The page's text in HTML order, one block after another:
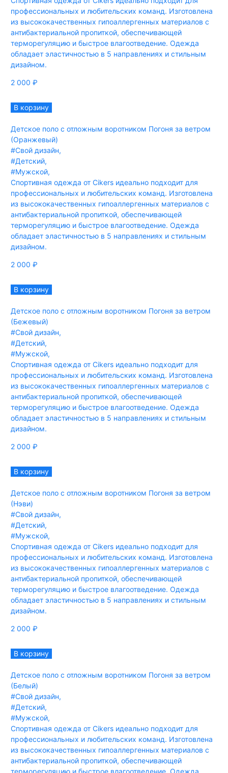
профессиональных и любительских команд. Изготовлена
из высококачественных гипоаллергенных материалов с
антибактериальной пропиткой, обеспечивающей
терморегуляцию и быстрое влагоотведение. Одежда
обладает эластичностью в 5 направлениях и стильным
дизайном.
2 000 ₽
В корзину
Детское поло с отложным воротником Погоня за ветром
(Оранжевый)
#Свой дизайн,
#Детский,
#Мужской,
Спортивная одежда от Cikers идеально подходит для
профессиональных и любительских команд. Изготовлена
из высококачественных гипоаллергенных материалов с
антибактериальной пропиткой, обеспечивающей
терморегуляцию и быстрое влагоотведение. Одежда
обладает эластичностью в 5 направлениях и стильным
дизайном.
2 000 ₽
В корзину
Детское поло с отложным воротником Погоня за ветром
(Бежевый)
#Свой дизайн,
#Детский,
#Мужской,
Спортивная одежда от Cikers идеально подходит для
профессиональных и любительских команд. Изготовлена
из высококачественных гипоаллергенных материалов с
антибактериальной пропиткой, обеспечивающей
терморегуляцию и быстрое влагоотведение. Одежда
обладает эластичностью в 5 направлениях и стильным
дизайном.
2 000 ₽
В корзину
Детское поло с отложным воротником Погоня за ветром
(Нэви)
#Свой дизайн,
#Детский,
#Мужской,
Спортивная одежда от Cikers идеально подходит для
профессиональных и любительских команд. Изготовлена
из высококачественных гипоаллергенных материалов с
антибактериальной пропиткой, обеспечивающей
терморегуляцию и быстрое влагоотведение. Одежда
обладает эластичностью в 5 направлениях и стильным
дизайном.
2 000 ₽
В корзину
Детское поло с отложным воротником Погоня за ветром
(Белый)
#Свой дизайн,
#Детский,
#Мужской,
Спортивная одежда от Cikers идеально подходит для
профессиональных и любительских команд. Изготовлена
из высококачественных гипоаллергенных материалов с
антибактериальной пропиткой, обеспечивающей
терморегуляцию и быстрое влагоотведение. Одежда